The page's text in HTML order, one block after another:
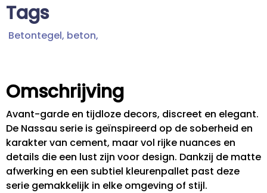
Tags
Betontegel, beton,
Omschrijving
Avant-garde en tijdloze decors, discreet en elegant.
De Nassau serie is geïnspireerd op de soberheid en
karakter van cement, maar vol rijke nuances en
details die een lust zijn voor design. Dankzij de matte
afwerking en een subtiel kleurenpallet past deze
serie gemakkelijk in elke omgeving of stijl.